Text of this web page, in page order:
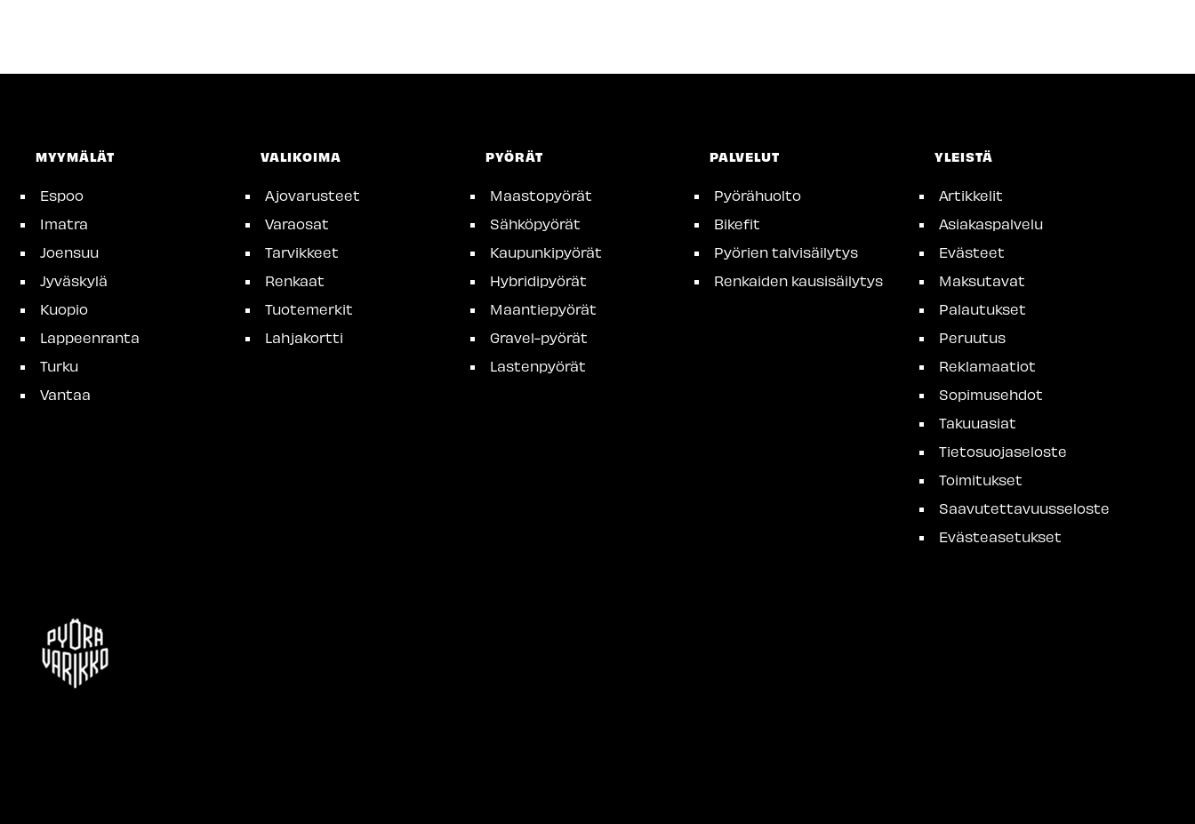
MYYMÄLÄT
Espoo
Imatra
Joensuu
Jyväskylä
Kuopio
Lappeenranta
Turku
Vantaa
VALIKOIMA
Ajovarusteet
Varaosat
Tarvikkeet
Renkaat
Tuotemerkit
Lahjakortti
PYÖRÄT
Maastopyörät
Sähköpyörät
Kaupunkipyörät
Hybridipyörät
Maantiepyörät
Gravel-pyörät
Lastenpyörät
PALVELUT
Pyörähuolto
Bikefit
Pyörien talvisäilytys
Renkaiden kausisäilytys
YLEISTÄ
Artikkelit
Asiakaspalvelu
Evästeet
Maksutavat
Palautukset
Peruutus
Reklamaatiot
Sopimusehdot
Takuuasiat
Tietosuojaseloste
Toimitukset
Saavutettavuusseloste
Evästeasetukset